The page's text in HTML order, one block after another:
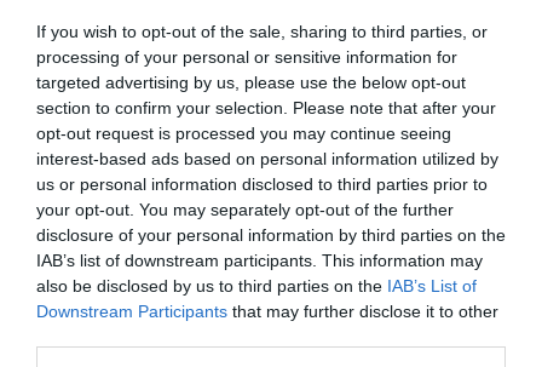
If you wish to opt-out of the sale, sharing to third parties, or
processing of your personal or sensitive information for
targeted advertising by us, please use the below opt-out
section to confirm your selection. Please note that after your
opt-out request is processed you may continue seeing
interest-based ads based on personal information utilized by
us or personal information disclosed to third parties prior to
your opt-out. You may separately opt-out of the further
disclosure of your personal information by third parties on the
IAB’s list of downstream participants. This information may
also be disclosed by us to third parties on the IAB’s List of
Downstream Participants that may further disclose it to other
espulsione. Le accuse che potrebbero essere
ipotizzate per i venti immigrati sono quelle di
furto di energia elettrica e danneggiamento
aggravato.(ANSA).
Vedi Articolo precedente
SICUREZZA:LA RUSSA, ESERCITO? AL
MOMENTO NON A ORDINE GIORNO
Il Tar ferma le ordinanze “anti-sbandati”